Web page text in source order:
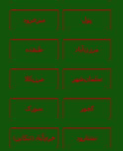
سرخرود
مرزن‌آباد طبقده
سلمان‌شهر مرزیکلا
کجور سورک
نشتارود خرم‌آباد (تنکابن)